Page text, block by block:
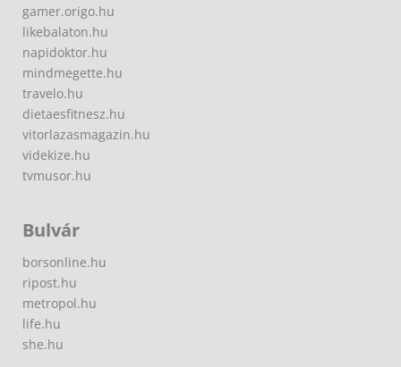
gamer.origo.hu
likebalaton.hu
napidoktor.hu
mindmegette.hu
travelo.hu
dietaesfitnesz.hu
vitorlazasmagazin.hu
videkize.hu
tvmusor.hu
Bulvár
borsonline.hu
ripost.hu
metropol.hu
life.hu
she.hu